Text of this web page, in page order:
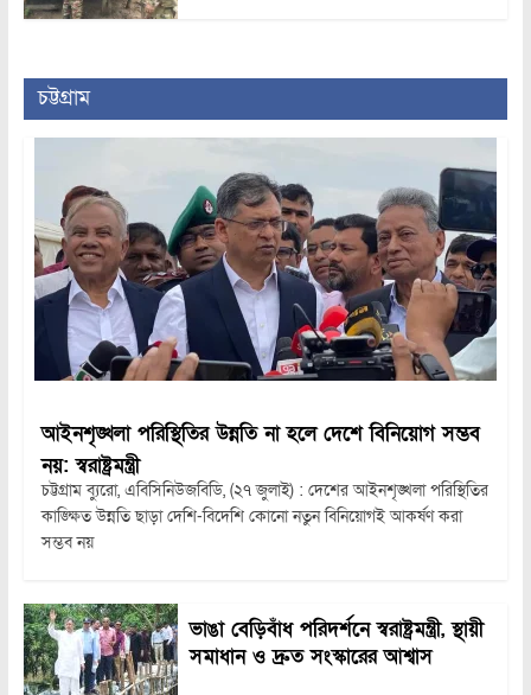
চট্টগ্রাম
আইনশৃঙ্খলা পরিস্থিতির উন্নতি না হলে দেশে বিনিয়োগ সম্ভব
নয়: স্বরাষ্ট্রমন্ত্রী
চট্টগ্রাম ব্যুরো, এবিসিনিউজবিডি, (২৭ জুলাই) : দেশের আইনশৃঙ্খলা পরিস্থিতির
কাঙ্ক্ষিত উন্নতি ছাড়া দেশি-বিদেশি কোনো নতুন বিনিয়োগই আকর্ষণ করা
সম্ভব নয়
ভাঙা বেড়িবাঁধ পরিদর্শনে স্বরাষ্ট্রমন্ত্রী, স্থায়ী
সমাধান ও দ্রুত সংস্কারের আশ্বাস